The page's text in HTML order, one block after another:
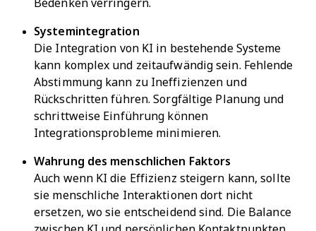
Bedenken verringern.
Systemintegration
Die Integration von KI in bestehende Systeme
kann komplex und zeitaufwändig sein. Fehlende
Abstimmung kann zu Ineffizienzen und
Rückschritten führen. Sorgfältige Planung und
schrittweise Einführung können
Integrationsprobleme minimieren.
Wahrung des menschlichen Faktors
Auch wenn KI die Effizienz steigern kann, sollte
sie menschliche Interaktionen dort nicht
ersetzen, wo sie entscheidend sind. Die Balance